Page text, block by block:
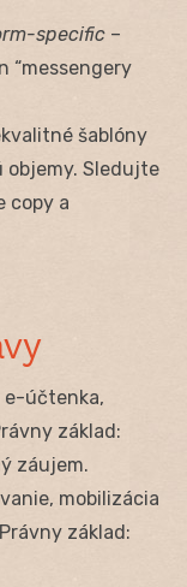
specific –
“messengery
šablóny
Sledujte
copy a
e-účtenka,
základ:
záujem.
mobilizácia
základ: